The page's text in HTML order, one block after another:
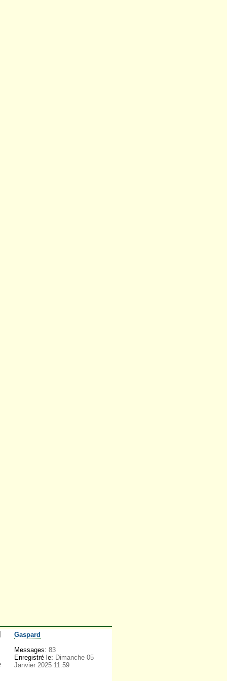
Gaspard
Messages: 83
Enregistré le: Dimanche 05
Janvier 2025 11:59